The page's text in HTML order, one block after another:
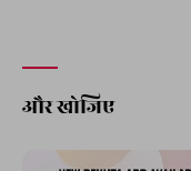
और खोजिए